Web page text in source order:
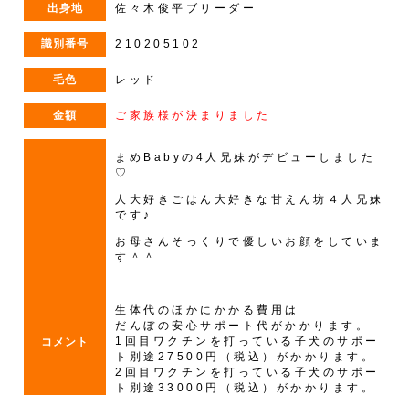
出身地 佐々木俊平ブリーダー
識別番号 210205102
毛色 レッド
金額 ご家族様が決まりました
コメント
まめBabyの4人兄妹がデビューしました
♡
人大好きごはん大好きな甘えん坊４人兄妹
です♪
お母さんそっくりで優しいお顔をしていま
す＾＾
生体代のほかにかかる費用は
だんぼの安心サポート代がかかります。
1回目ワクチンを打っている子犬のサポー
ト別途27500円（税込）がかかります。
2回目ワクチンを打っている子犬のサポー
ト別途33000円（税込）がかかります。